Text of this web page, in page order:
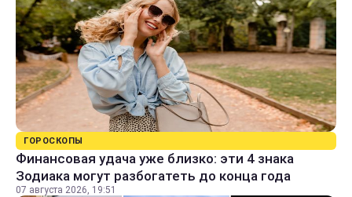
ГОРОСКОПЫ
Финансовая удача уже близко: эти 4 знака
Зодиака могут разбогатеть до конца года
07 августа 2026, 19:51